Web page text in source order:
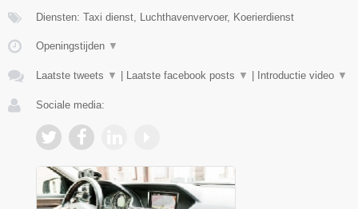
Diensten: Taxi dienst, Luchthavenvervoer, Koerierdienst
Openingstijden ▼
Laatste tweets ▼ Laatste facebook posts ▼ Introductie video ▼
Sociale media: